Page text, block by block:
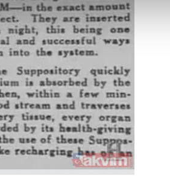
kendimize ve üçüncü kişilere
olup gerekli olan çerezler bilgi
işlevsel kılınması ve
sınırlı olarak açık rızanız dahilinde
belirleyebilirsiniz.
ziyaret edebilirsiniz.
hazırlanmış Aydınlatma
almak için lütfentıklayınız.